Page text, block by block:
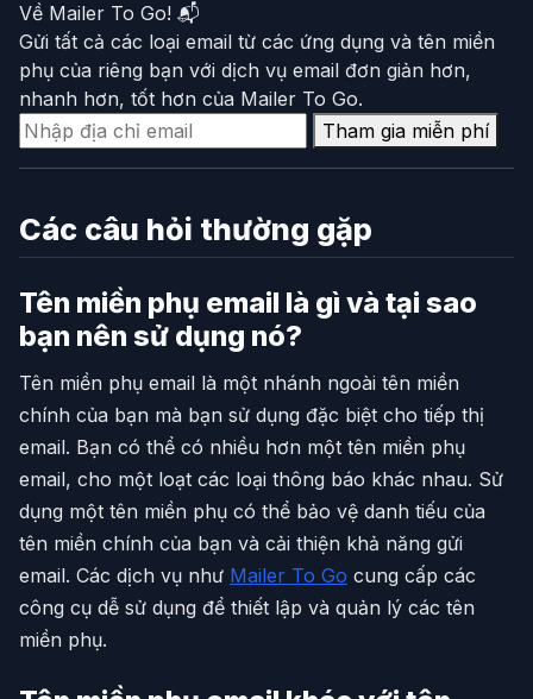
Về Mailer To Go! 📬
Gửi tất cả các loại email từ các ứng dụng và tên miền
phụ của riêng bạn với dịch vụ email đơn giản hơn,
nhanh hơn, tốt hơn của Mailer To Go.
Tham gia miễn phí
Các câu hỏi thường gặp
Tên miền phụ email là gì và tại sao
bạn nên sử dụng nó?
Tên miền phụ email là một nhánh ngoài tên miền
chính của bạn mà bạn sử dụng đặc biệt cho tiếp thị
email. Bạn có thể có nhiều hơn một tên miền phụ
email, cho một loạt các loại thông báo khác nhau. Sử
dụng một tên miền phụ có thể bảo vệ danh tiếu của
tên miền chính của bạn và cải thiện khả năng gửi
email. Các dịch vụ như Mailer To Go cung cấp các
công cụ dễ sử dụng để thiết lập và quản lý các tên
miền phụ.